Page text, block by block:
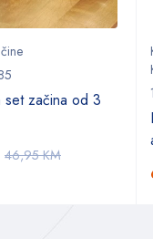
set začina od 3
46,95KM